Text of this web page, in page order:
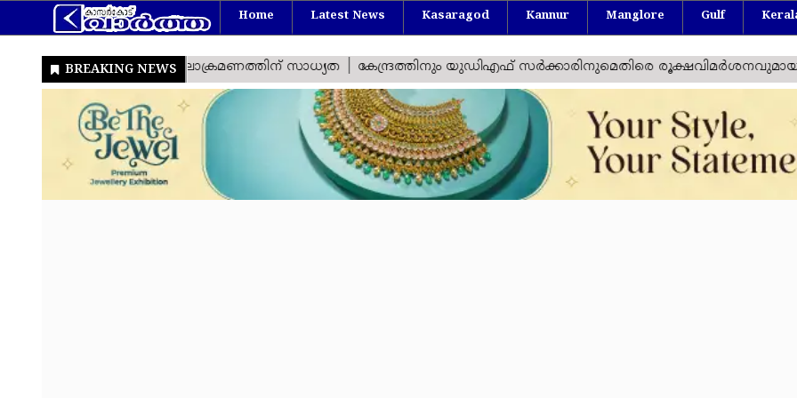
Home Latest News Kasaragod Kannur Manglore Gulf